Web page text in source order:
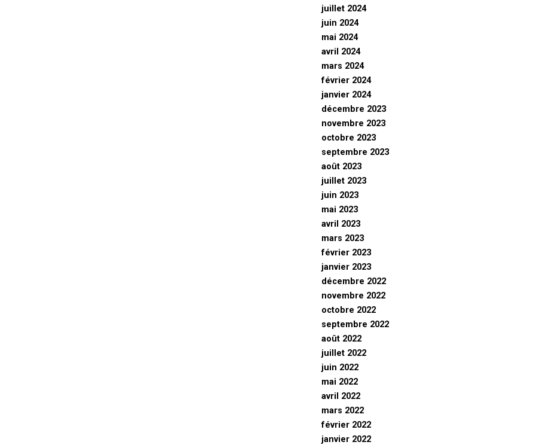
juillet 2024
juin 2024
mai 2024
avril 2024
mars 2024
février 2024
janvier 2024
décembre 2023
novembre 2023
octobre 2023
septembre 2023
août 2023
juillet 2023
juin 2023
mai 2023
avril 2023
mars 2023
février 2023
janvier 2023
décembre 2022
novembre 2022
octobre 2022
septembre 2022
août 2022
juillet 2022
juin 2022
mai 2022
avril 2022
mars 2022
février 2022
janvier 2022